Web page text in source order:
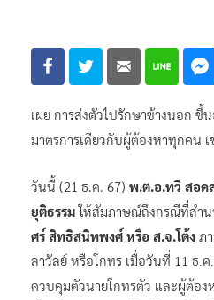
เผย การส่งตัวไปรักษาข้างนอก ขึ้
มาตรการเดียวกับผู้ต้องหาทุกคน
วันนี้ (21 ธ.ค. 67) พ.ต.อ.ทวี สอด
ยุติธรรมให้สัมภาษณ์ถึงกรณีที่สำน
ศร์ สิทธิสนิทพงศ์ หรือ ส.จ.โต้ง ภ
ลาวัลย์ หรือโกทร เมื่อวันที่ 11 ธ.
ควบคุมตัวนายโกทรตัว และผู้ต้องห